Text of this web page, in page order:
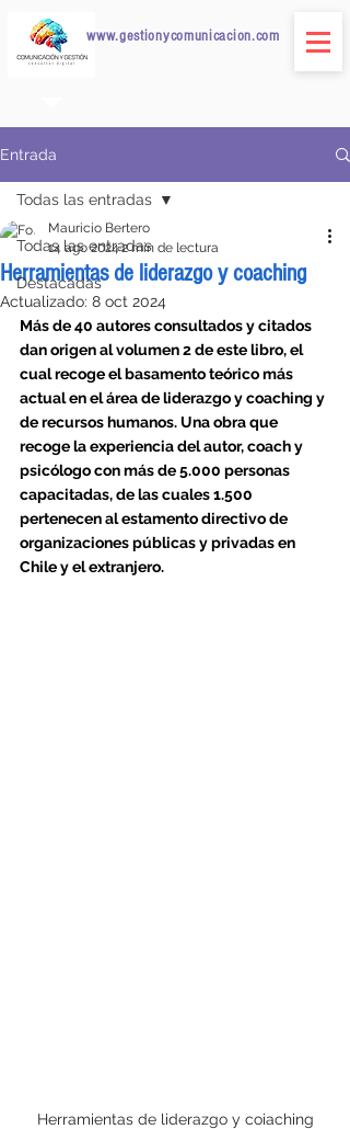
www.gestionycomunicacion.com
Entrada
Todas las entradas
Destacadas
Todas las entradas
Herramientas de liderazgo y coaching
Mauricio Bertero
14 ago 20242 min de lectura
Actualizado: 8 oct 2024
Más de 40 autores consultados y citados
dan origen al volumen 2 de este libro, el
cual recoge el basamento teórico más
actual en el área de liderazgo y coaching y
de recursos humanos. Una obra que
recoge la experiencia del autor, coach y
psicólogo con más de 5.000 personas
capacitadas, de las cuales 1.500
pertenecen al estamento directivo de
organizaciones públicas y privadas en
Chile y el extranjero.
Herramientas de liderazgo y coiaching